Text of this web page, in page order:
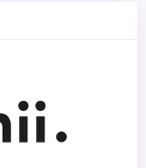
提出をお願いしま